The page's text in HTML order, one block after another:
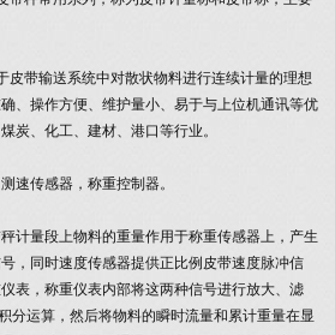
带输送系统中对散状物料进行连续计量的理想
、操作方便、维护量小、易于与上位机通讯等优
炭、化工、建材、港口等行业。
传感器，称重控制器。
量段上物料的重量作用于称重传感器上，产生
，同时速度传感器提供正比例皮带速度脉冲信
表，称重仪表内部将这两种信号进行放大、滤
分运算，然后将物料的瞬时流量和累计重量在显